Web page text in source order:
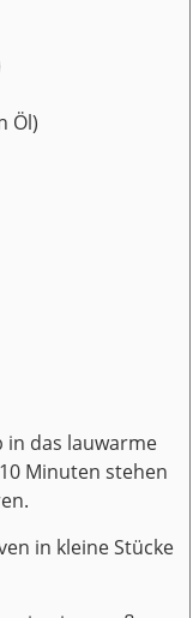
Öl)
in das lauwarme
Minuten stehen
in kleine Stücke